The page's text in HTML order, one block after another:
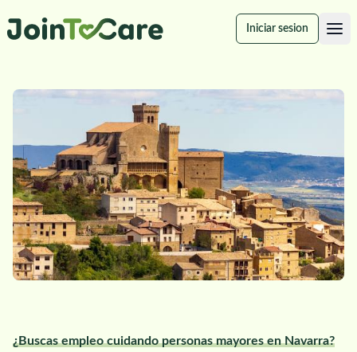
Iniciar sesion
¿Buscas empleo cuidando personas mayores en Navarra?